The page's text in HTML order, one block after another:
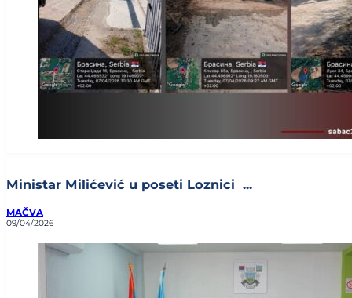
Ministar Milićević u poseti Loznici ...
MAČVA
09/04/2026